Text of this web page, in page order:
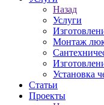
Назад
Услуги
Монтаж
Установка
Статьи
Проекты